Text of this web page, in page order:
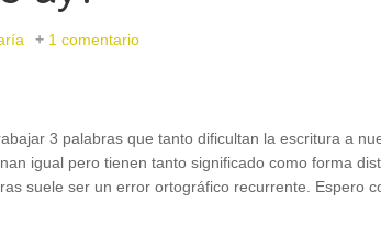
1 comentario
3 palabras que tanto dificultan la escritura a
igual pero tienen tanto significado como forma
suele ser un error ortográfico recurrente. Espero